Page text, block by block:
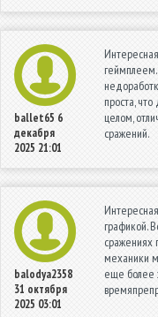
ballet65 6
декабря
2025 21:01
проста,
целом,
сражений.
balodya2358
31 октября
2025 03:01
графикой.
сражениях
механики
еще более